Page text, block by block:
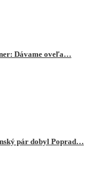
Dávame oveľa…
pár dobyl Poprad…